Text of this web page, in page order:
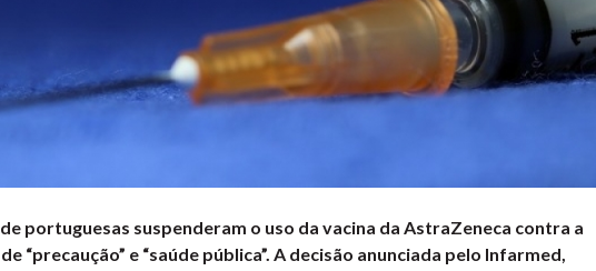
portuguesas suspenderam o uso da vacina da AstraZeneca contra a
“precaução” e “saúde pública”. A decisão anunciada pelo Infarmed,